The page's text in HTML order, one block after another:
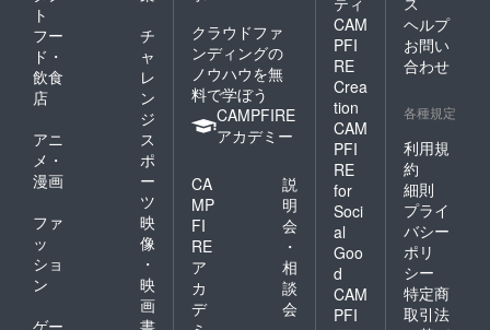
ト
フー
ド・
飲食
店
チ
ャ
レ
ン
ジ
アニ
メ・
漫画
ス
ポ
ー
ツ
ファ
ッ
ショ
ン
映
像
・
映
画
クラウドファ
ンディングの
ノウハウを無
料で学ぼう
CAMPFIRE
アカデミー
CA
MP
FI
RE
ア
カ
デ
説
明
会
・
相
談
会
CAM
PFI
RE
Crea
tion
CAM
PFI
RE
for
Soci
al
Goo
d
CAM
PFI
ヘルプ
お問い
合わせ
各種規定
利用規
約
細則
プライ
バシー
ポリ
シー
特定商
取引法